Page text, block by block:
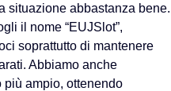
situazione abbastanza bene.
il nome “EUJSlot”,
soprattutto di mantenere
Abbiamo anche
più ampio, ottenendo